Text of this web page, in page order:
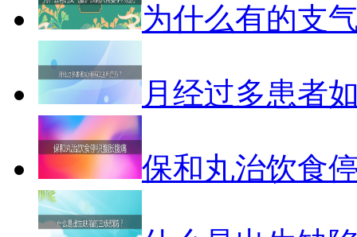
为什么有的支
月经过多患者
保和丸治饮食